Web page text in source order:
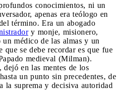
conocimientos, ni un
apenas era teólogo en
término. Era un abogado
y monje, misionero,
médico de las almas y un
que se debe recordar es que fue
medieval (Milman).
en las mentes de los
un punto sin precedentes, de
la suprema y decisiva autoridad